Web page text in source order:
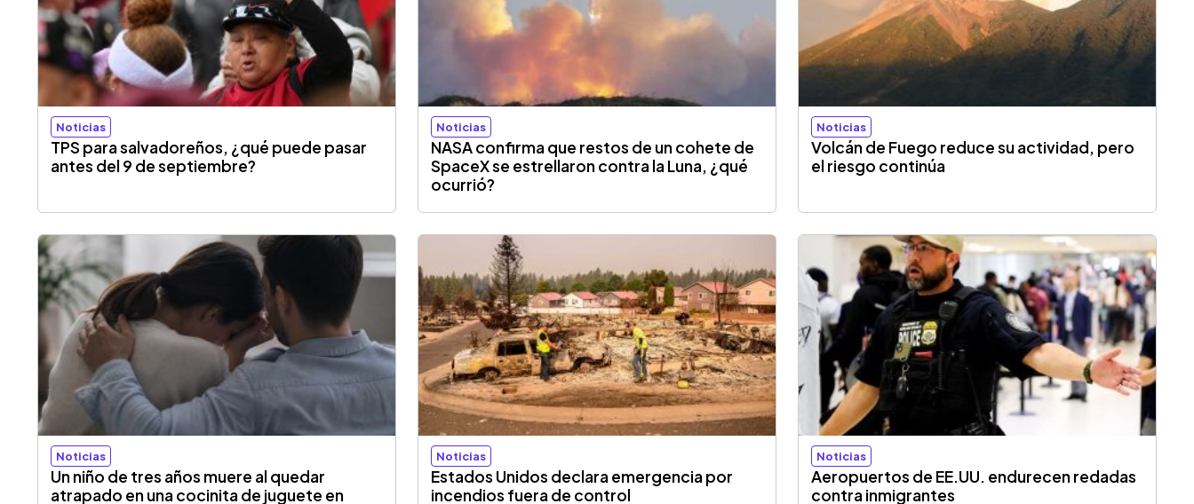
Noticias
TPS para salvadoreños, ¿qué puede pasar
antes del 9 de septiembre?
Noticias
NASA confirma que restos de un cohete de
SpaceX se estrellaron contra la Luna, ¿qué
ocurrió?
Noticias
Volcán de Fuego reduce su actividad, pero
el riesgo continúa
Noticias
Un niño de tres años muere al quedar
atrapado en una cocinita de juguete en
Noticias
Estados Unidos declara emergencia por
incendios fuera de control
Noticias
Aeropuertos de EE.UU. endurecen redadas
contra inmigrantes